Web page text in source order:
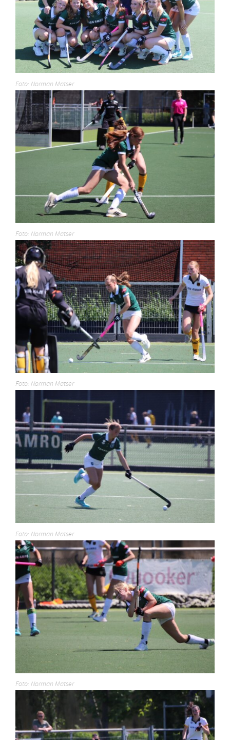
Foto: Norman Matser
Foto: Norman Matser
Foto: Norman Matser
Foto: Norman Matser
Foto: Norman Matser